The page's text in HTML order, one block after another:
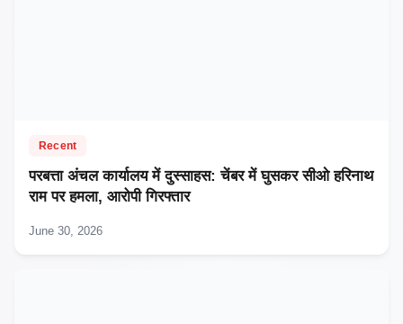
Recent
परबत्ता अंचल कार्यालय में दुस्साहस: चेंबर में घुसकर सीओ हरिनाथ
राम पर हमला, आरोपी गिरफ्तार
June 30, 2026